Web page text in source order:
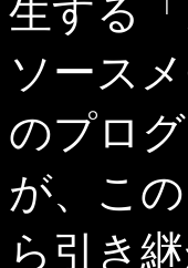
生する
ソース
のプロ
が、こ
ら引き